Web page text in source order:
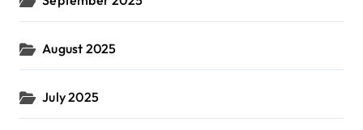
August 2025
July 2025